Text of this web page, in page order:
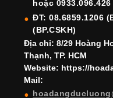
o
k
hoặc
ĐT: 08.6859.1206
(BP.CSKH)
Địa chỉ: 8/29 Hoàng
Thạnh, TP. HCM
Website: https://
Mail: